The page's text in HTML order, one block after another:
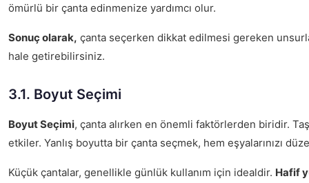
ömürlü bir çanta edinmenize yardımcı olur.
Sonuç olarak, çanta seçerken dikkat edilmesi gereken
hale getirebilirsiniz.
3.1. Boyut Seçimi
Boyut Seçimi, çanta alırken en önemli faktörlerden biridir.
etkiler. Yanlış boyutta bir çanta seçmek, hem eşyalarınızı
Küçük çantalar, genellikle günlük kullanım için idealdir. Hafif